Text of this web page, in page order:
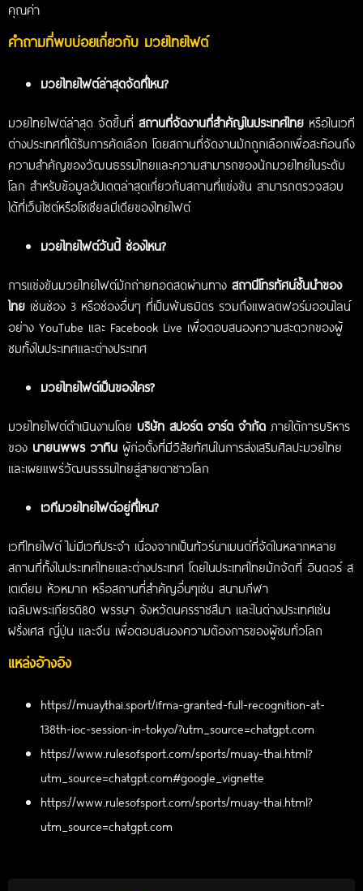
คุณค่า
คำถามที่พบบ่อยเกี่ยวกับ มวยไทยไฟต์
มวยไทยไฟต์ล่าสุดจัดที่ไหน?
มวยไทยไฟต์ล่าสุด จัดขึ้นที่ สถานที่จัดงานที่สำคัญในประเทศไทย หรือในเวที
ต่างประเทศที่ได้รับการคัดเลือก โดยสถานที่จัดงานมักถูกเลือกเพื่อสะท้อนถึง
ความสำคัญของวัฒนธรรมไทยและความสามารถของนักมวยไทยในระดับ
โลก สำหรับข้อมูลอัปเดตล่าสุดเกี่ยวกับสถานที่แข่งขัน สามารถตรวจสอบ
ได้ที่เว็บไซต์หรือโซเชียลมีเดียของไทยไฟต์
มวยไทยไฟต์วันนี้ ช่องไหน?
การแข่งขันมวยไทยไฟต์มักถ่ายทอดสดผ่านทาง สถานีโทรทัศน์ชั้นนำของ
ไทย เช่นช่อง 3 หรือช่องอื่นๆ ที่เป็นพันธมิตร รวมถึงแพลตฟอร์มออนไลน์
อย่าง YouTube และ Facebook Live เพื่อตอบสนองความสะดวกของผู้
ชมทั้งในประเทศและต่างประเทศ
มวยไทยไฟต์เป็นของใคร?
มวยไทยไฟต์ดำเนินงานโดย บริษัท สปอร์ต อาร์ต จำกัด ภายใต้การบริหาร
ของ นายนพพร วาทิน ผู้ก่อตั้งที่มีวิสัยทัศน์ในการส่งเสริมศิลปะมวยไทย
และเผยแพร่วัฒนธรรมไทยสู่สายตาชาวโลก
เวทีมวยไทยไฟต์อยู่ที่ไหน?
เวทีไทยไฟต์ ไม่มีเวทีประจำ เนื่องจากเป็นทัวร์นาเมนต์ที่จัดในหลากหลาย
สถานที่ทั้งในประเทศไทยและต่างประเทศ โดยในประเทศไทยมักจัดที่ อินดอร์ ส
เตเดียม หัวหมาก หรือสถานที่สำคัญอื่นๆเช่น สนามกีฬา
เฉลิมพระเกียรติ80 พรรษา จังหวัดนครราชสีมา และในต่างประเทศเช่น
ฝรั่งเศส ญี่ปุ่น และจีน เพื่อตอบสนองความต้องการของผู้ชมทั่วโลก
แหล่งอ้างอิง
https://muaythai.sport/ifma-granted-full-recognition-at-
138th-ioc-session-in-tokyo/?utm_source=chatgpt.com
https://www.rulesofsport.com/sports/muay-thai.html?
utm_source=chatgpt.com#google_vignette
https://www.rulesofsport.com/sports/muay-thai.html?
utm_source=chatgpt.com